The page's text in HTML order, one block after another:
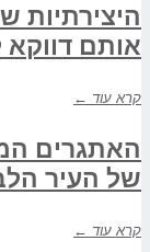
היצירתיות
אותם דווקא
קרא עוד ←
האתגרים
של העיר
קרא עוד ←